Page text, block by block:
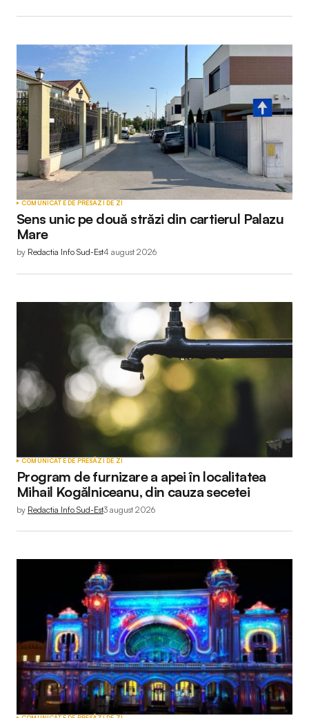
COMUNICATE DE PRESĂZI DE ZI
Sens unic pe două străzi din cartierul Palazu
Mare
by Redactia Info Sud-Est4 august 2026
COMUNICATE DE PRESĂZI DE ZI
Program de furnizare a apei în localitatea
Mihail Kogălniceanu, din cauza secetei
by Redactia Info Sud-Est3 august 2026